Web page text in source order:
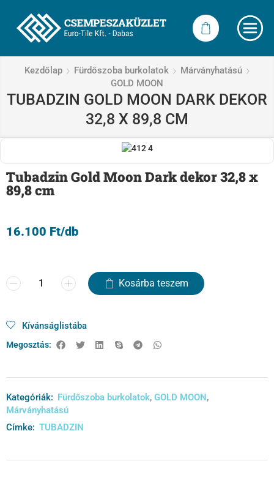
Kezdőlap Fürdőszoba burkolatok
Márványhatású
GOLD MOON
TUBADZIN GOLD MOON DARK DEKOR
32,8 X 89,8 CM
Tubadzin Gold Moon Dark dekor 32,8 x
89,8 cm
16.100 Ft/db
Kosárba teszem
Kívánságlistába
Megosztás:
Kategóriák: Fürdőszoba burkolatok, GOLD MOON,
Márványhatású
Címke: TUBADZIN